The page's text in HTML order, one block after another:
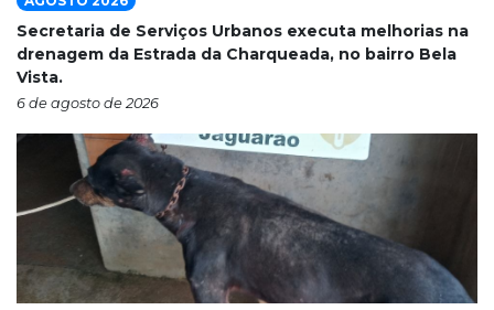
Secretaria de Serviços Urbanos executa melhorias na
drenagem da Estrada da Charqueada, no bairro Bela
Vista.
6 de agosto de 2026